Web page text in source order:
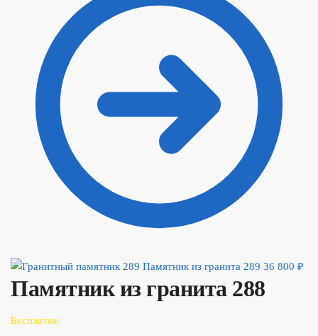
Памятник из гранита 289 36 800 ₽
Памятник из гранита 288
Бесплатно